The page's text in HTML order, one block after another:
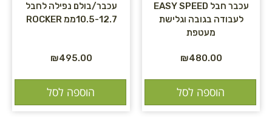
עכבר חבל EASY SPEED
לעבודה בגובה וגלישת
מעטפת
₪480.00
הוספה לסל
עכבר/בולם נפילה לחבל
10.5-12.7ממ ROCKER
₪495.00
הוספה לסל